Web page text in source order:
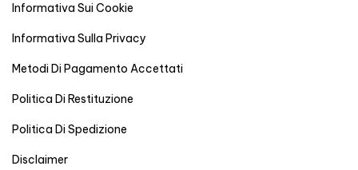
Informativa Sui Cookie
Informativa Sulla Privacy
Metodi Di Pagamento Accettati
Politica Di Restituzione
Politica Di Spedizione
Disclaimer